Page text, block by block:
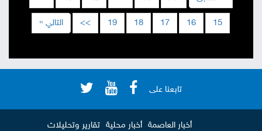
15
16
17
18
19
>> التالي »
تابعنا على
أخبار العاصمة أخبار محلية تقارير وتحليلات